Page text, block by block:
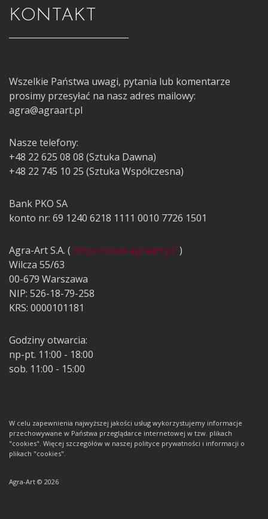
KONTAKT
Wszelkie Państwa uwagi, pytania lub komentarze
prosimy przesyłać na nasz adres mailowy:
agra@agraart.pl
Nasze telefony:
+48 22 625 08 08 (Sztuka Dawna)
+48 22 745 10 25 (Sztuka Współczesna)
Bank PKO SA
konto nr: 69 1240 6218 1111 0010 7726 1501
Agra-Art S.A. ( https://www.agraart.pl/)
Wilcza 55/63
00-679 Warszawa
NIP: 526-18-79-258
KRS: 0000101181
Godziny otwarcia:
np-pt. 11:00 - 18:00
sob. 11:00 - 15:00
W celu zapewnienia najwyższej jakości usług wykorzystujemy informacje
przechowywane w Państwa przeglądarce internetowej w tzw. plikach
"cookies". Więcej szczegółów w naszej polityce prywatności i informacji o
plikach "cookies".
Agra-Art © 2026